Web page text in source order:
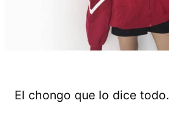
El chongo que lo dice todo.